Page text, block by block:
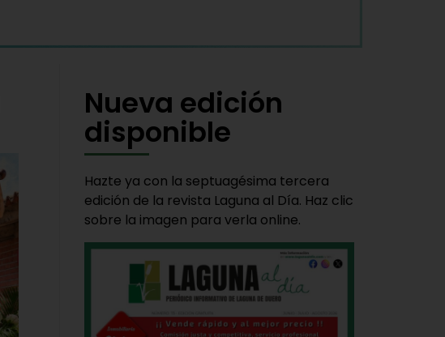
Nueva edición
disponible
Hazte ya con la septuagésima tercera
edición de la revista Laguna al Día. Haz clic
sobre la imagen para verla online.